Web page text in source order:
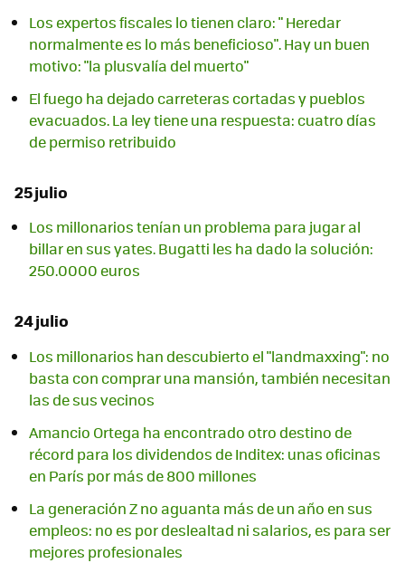
Los expertos fiscales lo tienen claro: " Heredar
normalmente es lo más beneficioso". Hay un buen
motivo: "la plusvalía del muerto"
El fuego ha dejado carreteras cortadas y pueblos
evacuados. La ley tiene una respuesta: cuatro días
de permiso retribuido
25 julio
Los millonarios tenían un problema para jugar al
billar en sus yates. Bugatti les ha dado la solución:
250.0000 euros
24 julio
Los millonarios han descubierto el "landmaxxing": no
basta con comprar una mansión, también necesitan
las de sus vecinos
Amancio Ortega ha encontrado otro destino de
récord para los dividendos de Inditex: unas oficinas
en París por más de 800 millones
La generación Z no aguanta más de un año en sus
empleos: no es por deslealtad ni salarios, es para ser
mejores profesionales